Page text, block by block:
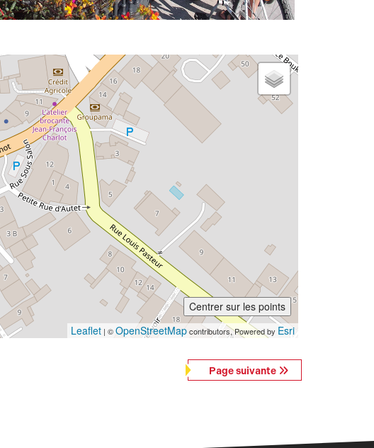
Centrer sur les points
Leaflet | ©OpenStreetMapcontributors, Powered by Esri
Page suivante